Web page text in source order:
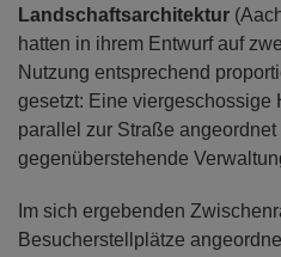
Landschaftsarchitektur
hatten in ihrem Entwurf auf
Nutzung entsprechend
gesetzt: Eine viergeschossige
parallel zur Straße angeordnet
gegenüberstehende
Im sich ergebenden
Besucherstellplätze